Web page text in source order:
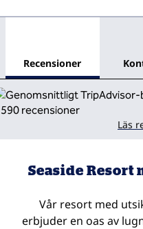
Recensioner
Läs
Seaside
Vår resort med
erbjuder en oas av